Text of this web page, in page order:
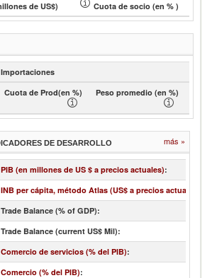
de US$) Cuota de socio (en % )
Importaciones
Cuota de Prod(en %) Peso promedio (en %)
DE DESARROLLO más »
PIB (en millones de US $ a precios actuales):
INB per cápita, método Atlas (US$ a precios actuales)
Trade Balance (% of GDP):
Trade Balance (current US$ Mil):
Comercio de servicios (% del PIB):
Comercio (% del PIB):